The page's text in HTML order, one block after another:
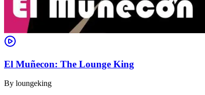
El Muñecon: The Lounge King
By loungeking